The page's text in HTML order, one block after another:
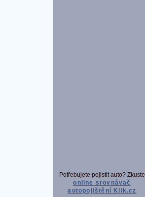
Potřebujete pojistit auto? Zkuste
online srovnávač
autopojištění Klik.cz